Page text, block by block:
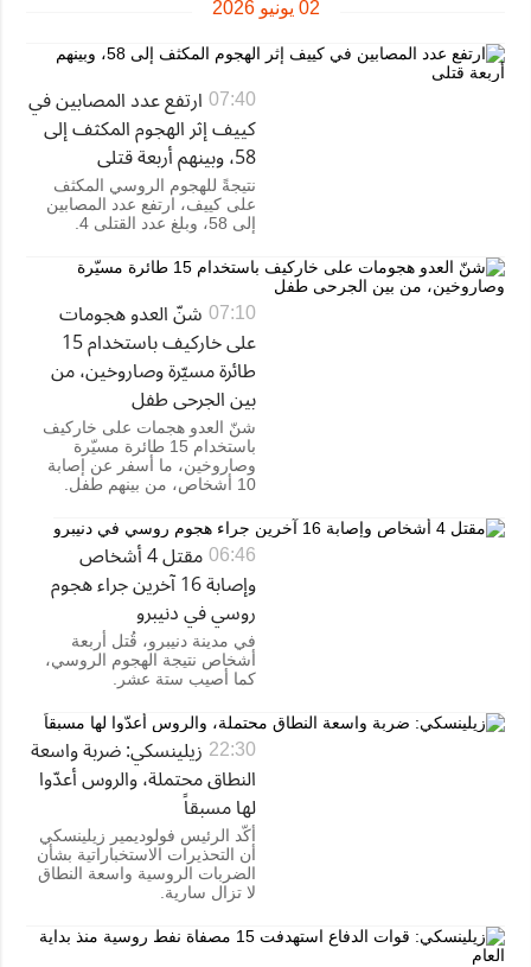
02 يونيو 2026
07:40 ارتفع عدد المصابين في
كييف إثر الهجوم المكثف إلى
58، وبينهم أربعة قتلى
نتيجةً للهجوم الروسي المكثف
على كييف، ارتفع عدد المصابين
إلى 58، وبلغ عدد القتلى 4.
07:10 شنّ العدو هجومات
على خاركيف باستخدام 15
طائرة مسيّرة وصاروخين، من
بين الجرحى طفل
شنّ العدو هجمات على خاركيف
باستخدام 15 طائرة مسيّرة
وصاروخين، ما أسفر عن إصابة
10 أشخاص، من بينهم طفل.
06:46
مقتل 4 أشخاص
وإصابة 16 آخرين جراء هجوم
روسي في دنيبرو
في مدينة دنيبرو، قُتل أربعة
أشخاص نتيجة الهجوم الروسي،
كما أصيب ستة عشر.
22:30 زيلينسكي: ضربة واسعة
النطاق محتملة، والروس أعدّوا
لها مسبقاً
أكّد الرئيس فولوديمير زيلينسكي
أن التحذيرات الاستخباراتية بشأن
الضربات الروسية واسعة النطاق
لا تزال سارية.